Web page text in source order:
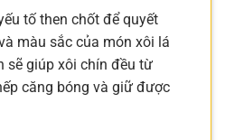
tố then chốt để quyết
màu sắc của món xôi lá
sẽ giúp xôi chín đều từ
căng bóng và giữ được